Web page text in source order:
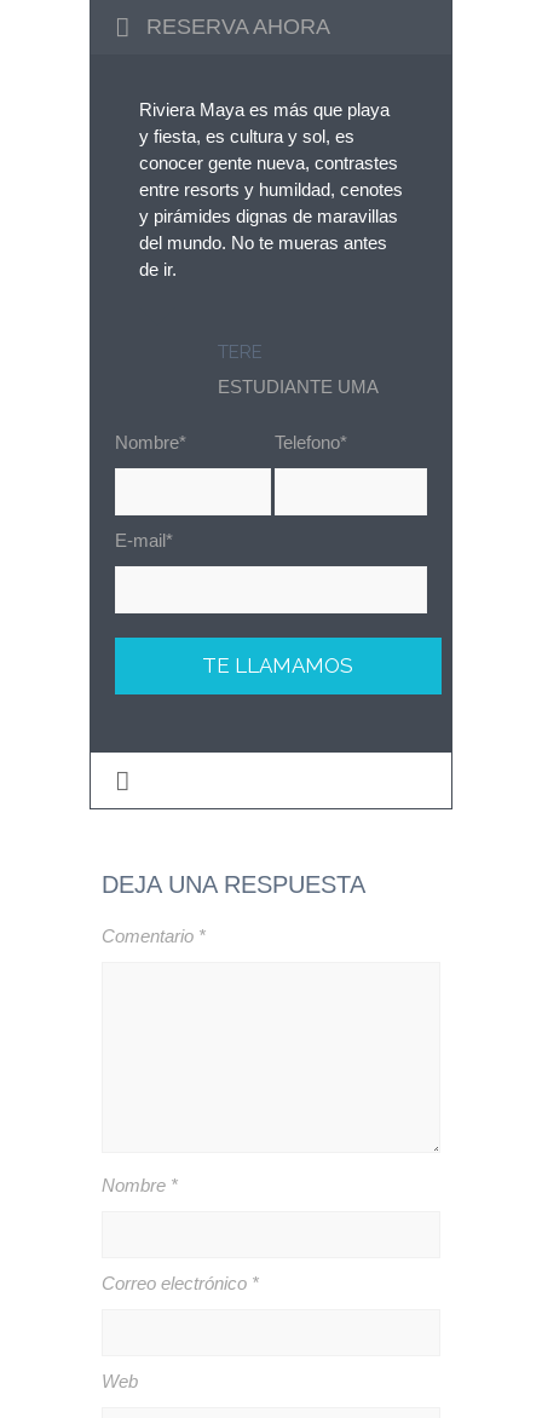
RESERVA AHORA
Riviera Maya es más que playa
y fiesta, es cultura y sol, es
conocer gente nueva, contrastes
entre resorts y humildad, cenotes
y pirámides dignas de maravillas
del mundo. No te mueras antes
de ir.
TERE
ESTUDIANTE UMA
Nombre* Telefono*
E-mail*
DEJA UNA RESPUESTA
Comentario *
Nombre *
Correo electrónico *
Web